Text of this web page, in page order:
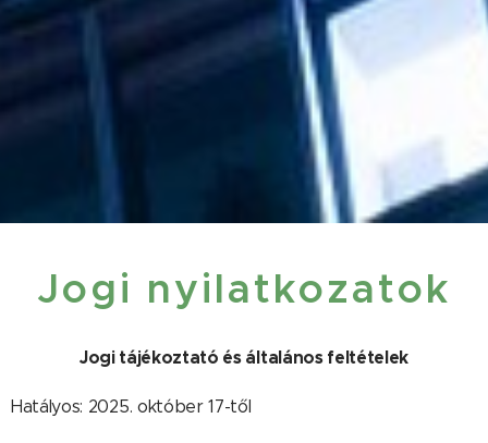
Jogi nyilatkozatok
Jogi tájékoztató és általános feltételek
Hatályos: 2025. október 17-től